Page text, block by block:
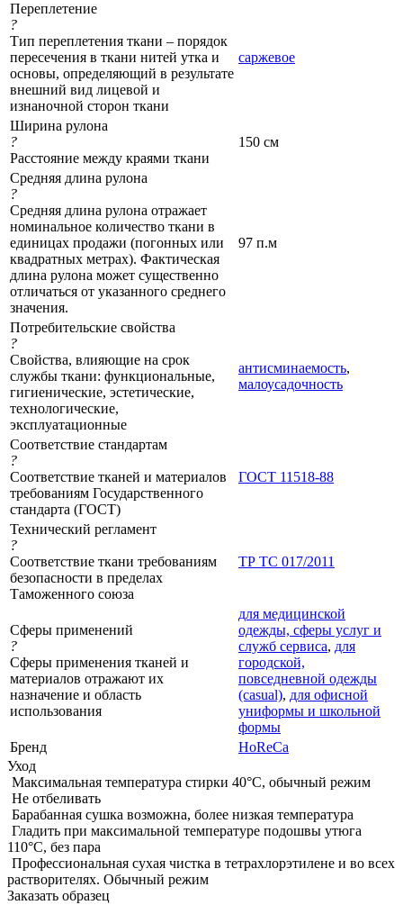
Переплетение
?
Тип переплетения ткани – порядок
пересечения в ткани нитей утка и
основы, определяющий в результате
внешний вид лицевой и
изнаночной сторон ткани
саржевое
Ширина рулона
?
Расстояние между краями ткани
150 см
Средняя длина рулона
?
Средняя длина рулона отражает
номинальное количество ткани в
единицах продажи (погонных или
квадратных метрах). Фактическая
длина рулона может существенно
отличаться от указанного среднего
значения.
97 п.м
Потребительские свойства
?
Свойства, влияющие на срок
службы ткани: функциональные,
гигиенические, эстетические,
технологические,
эксплуатационные
антисминаемость,
малоусадочность
Соответствие стандартам
?
Соответствие тканей и материалов
требованиям Государственного
стандарта (ГОСТ)
ГОСТ 11518-88
Технический регламент
?
Соответствие ткани требованиям
безопасности в пределах
Таможенного союза
ТР ТС 017/2011
Сферы применений
?
Сферы применения тканей и
материалов отражают их
назначение и область
использования
для медицинской
одежды, сферы услуг и
служб сервиса, для
городской,
повседневной одежды
(casual), для офисной
униформы и школьной
формы
Бренд
HoReCa
Уход
Максимальная температура стирки 40°C, обычный режим
Не отбеливать
Барабанная сушка возможна, более низкая температура
Гладить при максимальной температуре подошвы утюга
110°C, без пара
Профессиональная сухая чистка в тетрахлорэтилене и во всех
растворителях. Обычный режим
Заказать образец